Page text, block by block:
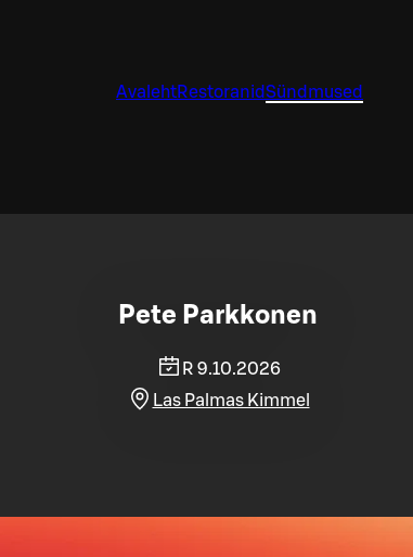
AvalehtRestoranidSündmused
Pete Parkkonen
R 9.10.2026
Las Palmas Kimmel